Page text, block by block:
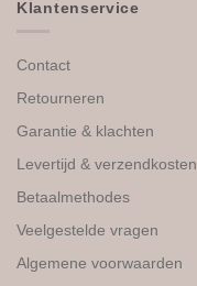
Klantenservice
Contact
Retourneren
Garantie & klachten
Levertijd & verzendkosten
Betaalmethodes
Veelgestelde vragen
Algemene voorwaarden